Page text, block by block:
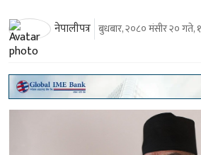
नेपालीपत्र बुधबार, २०८० मंसीर २० गते,